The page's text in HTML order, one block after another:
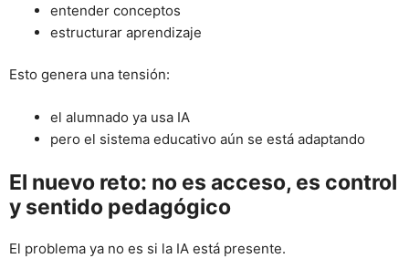
entender conceptos
estructurar aprendizaje
Esto genera una tensión:
el alumnado ya usa IA
pero el sistema educativo aún se está adaptando
El nuevo reto: no es acceso, es control
y sentido pedagógico
El problema ya no es si la IA está presente.